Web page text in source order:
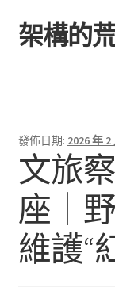
跳
至
跳
至
架構的
發佈日期: 2026 年 2
文旅
座｜
維護“